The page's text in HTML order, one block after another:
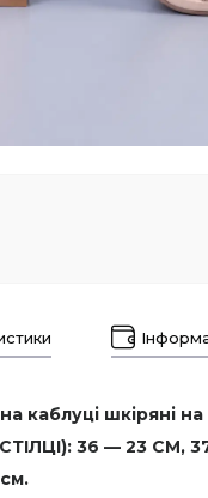
каблуці шкіряні
36 — 23